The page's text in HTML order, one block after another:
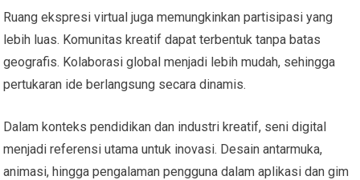
Ruang ekspresi virtual juga memungkinkan partisipasi yang
lebih luas. Komunitas kreatif dapat terbentuk tanpa batas
geografis. Kolaborasi global menjadi lebih mudah, sehingga
pertukaran ide berlangsung secara dinamis.
Dalam konteks pendidikan dan industri kreatif, seni digital
menjadi referensi utama untuk inovasi. Desain antarmuka,
animasi, hingga pengalaman pengguna dalam aplikasi dan gim